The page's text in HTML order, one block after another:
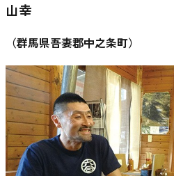
山幸
（群馬県吾妻郡中之条町）